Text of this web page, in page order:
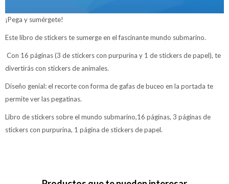
¡Pega y sumérgete!
Este libro de stickers te sumerge en el fascinante mundo submarino.
Con 16 páginas (3 de stickers con purpurina y 1 de stickers de papel), te
divertirás con stickers de animales.
Diseño genial: el recorte con forma de gafas de buceo en la portada te
permite ver las pegatinas.
Libro de stickers sobre el mundo submarino,16 páginas, 3 páginas de
stickers con purpurina, 1 página de stickers de papel.